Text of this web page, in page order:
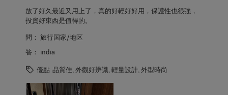
放了好久最近又用上了，真的好輕好好用，保護性也很強，
投資好東西是值得的。
問： 旅行国家/地区
答：
india
優點 品質佳, 外觀好辨識, 輕量設計, 外型時尚